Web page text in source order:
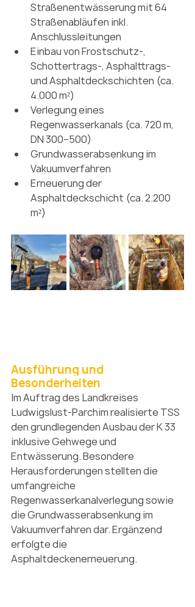
Straßenentwässerung mit 64
Straßenabläufen inkl.
Anschlussleitungen
Einbau von Frostschutz-,
Schottertrags-, Asphalttrags-
und Asphaltdeckschichten (ca.
4.000 m²)
Verlegung eines
Regenwasserkanals (ca. 720 m,
DN 300–500)
Grundwasserabsenkung im
Vakuumverfahren
Erneuerung der
Asphaltdeckschicht (ca. 2.200
m²)
Ausführung und
Besonderheiten
Im Auftrag des Landkreises
Ludwigslust-Parchim realisierte TSS
den grundlegenden Ausbau der K 33
inklusive Gehwege und
Entwässerung. Besondere
Herausforderungen stellten die
umfangreiche
Regenwasserkanalverlegung sowie
die Grundwasserabsenkung im
Vakuumverfahren dar. Ergänzend
erfolgte die
Asphaltdeckenerneuerung.